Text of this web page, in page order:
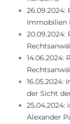
26.09.2024:
Immobilien
20.09.2024:
14.06.2024:
der Sicht
Alexander